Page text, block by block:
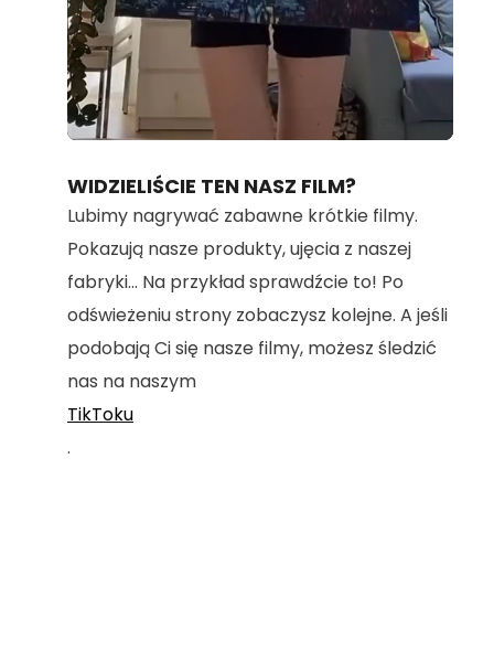
Unmute Loaded
100.00%
WIDZIELIŚCIE TEN NASZ FILM?
Lubimy nagrywać zabawne krótkie filmy.
Pokazują nasze produkty, ujęcia z naszej
fabryki... Na przykład sprawdźcie to! Po
odświeżeniu strony zobaczysz kolejne. A jeśli
podobają Ci się nasze filmy, możesz śledzić
nas na naszym
TikToku
.